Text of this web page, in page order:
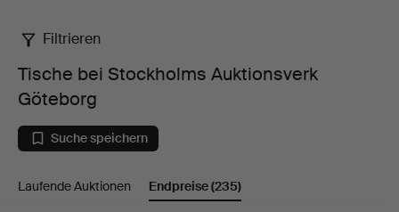
Tische
bei
Stockholms
Auktionsverk
Filtrieren
Tische bei Stockholms Auktionsverk
Göteborg
Suche speichern
Laufende Auktionen Endpreise(235)